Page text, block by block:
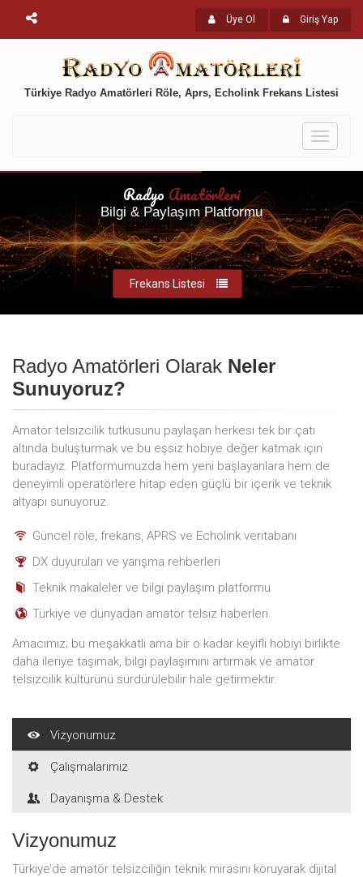
Üye Ol Giriş Yap
Türkiye Radyo Amatörleri Röle, Aprs, Echolink Frekans Listesi
Toggle
Radyo Amatörleri
Bilgi & Paylaşım Platformu
Frekans Listesi
Radyo Amatörleri Olarak Neler
Sunuyoruz?
Amatör telsizcilik tutkusunu paylaşan herkesi tek bir çatı
altında buluşturmak ve bu eşsiz hobiye değer katmak için
buradayız. Platformumuzda hem yeni başlayanlara hem de
deneyimli operatörlere hitap eden güçlü bir içerik ve teknik
altyapı sunuyoruz.
Güncel röle, frekans, APRS ve Echolink veritabanı
DX duyuruları ve yarışma rehberleri
Teknik makaleler ve bilgi paylaşım platformu
Türkiye ve dünyadan amatör telsiz haberleri
Amacımız; bu meşakkatli ama bir o kadar keyifli hobiyi birlikte
daha ileriye taşımak, bilgi paylaşımını artırmak ve amatör
telsizcilik kültürünü sürdürülebilir hale getirmektir.
Vizyonumuz
Çalışmalarımız
Dayanışma & Destek
Vizyonumuz
Türkiye’de amatör telsizciliğin teknik mirasını koruyarak dijital